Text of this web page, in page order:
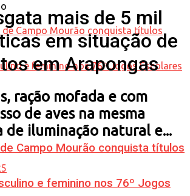
Campo Mourão conquista títulos
e feminino nos 76º Jogos
mais de 5 mil
em situação de
em Arapongas
ração mofada e com
de aves na mesma
iluminação natural e...